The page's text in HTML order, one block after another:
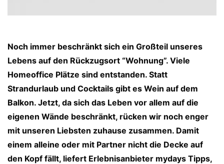
Noch immer beschränkt sich ein Großteil unseres
Lebens auf den Rückzugsort “Wohnung”. Viele
Homeoffice Plätze sind entstanden. Statt
Strandurlaub und Cocktails gibt es Wein auf dem
Balkon. Jetzt, da sich das Leben vor allem auf die
eigenen Wände beschränkt, rücken wir noch enger
mit unseren Liebsten zuhause zusammen. Damit
einem alleine oder mit Partner nicht die Decke auf
den Kopf fällt, liefert Erlebnisanbieter mydays Tipps,